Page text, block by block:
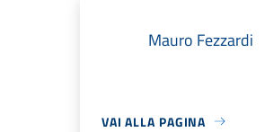
Mauro Fezzardi
VAI ALLA PAGINA